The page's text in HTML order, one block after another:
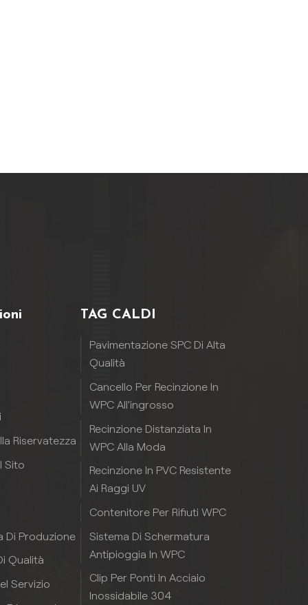
Riservatezza
Sito
Di Produzione
Qualità
Servizio
TAG CALDI
Pavimentazione SPC Di Alta
Qualità
Cancello Per Recinzione In
WPC All'ingrosso
Recinzione Distanziata In
WPC Alla Moda
Recinzione In PVC Resistente
Ai Raggi UV
Contenitore Per Rifiuti WPC
Sistema Di Schermatura
Antipioggia In WPC
Clip Per Ponti In Acciaio
Inossidabile 304